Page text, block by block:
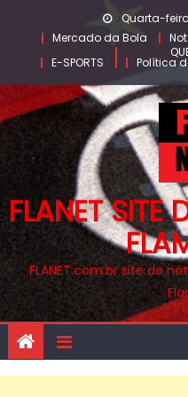
content
Quarta-
Mercado da Bola
E-SPORTS
Política
FLANET SITE
FLANET.com.br site de